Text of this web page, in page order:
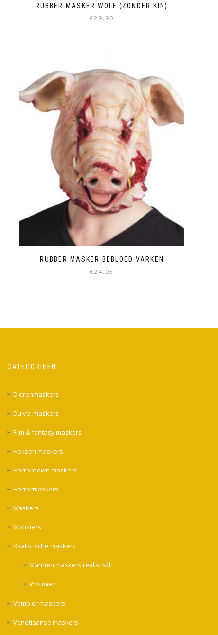
RUBBER MASKER WOLF (ZONDER KIN)
€29.90
RUBBER MASKER BEBLOED VARKEN
€24.95
CATEGORIEËN
Dierenmaskers
Duivel maskers
Film & fantasy maskers
Heksen maskers
Horrorclown maskers
Horrormaskers
Maskers
Monsters
Realistische maskers
Mannen maskers realistisch
Vrouwen
Vampier maskers
Venetiaanse maskers